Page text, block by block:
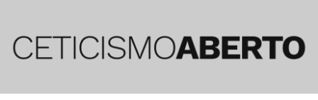
conteúdo